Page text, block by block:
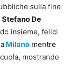
sulla fine
Stefano De
insieme, felici
Milano mentre
mostrando